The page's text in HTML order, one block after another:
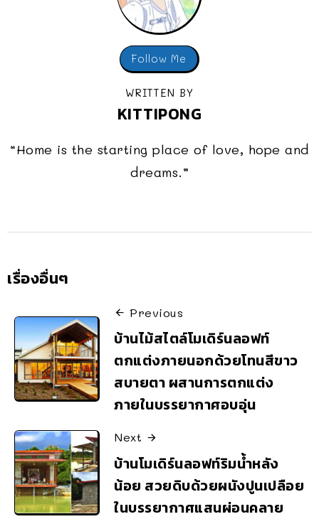
Follow Me
WRITTEN BY
KITTIPONG
“Home is the starting place of love, hope and
dreams.”
เรื่องอื่นๆ
Previous
บ้านไม้สไตล์โมเดิร์นลอฟท์
ตกแต่งภายนอกด้วยโทนสีขาว
สบายตา ผสานการตกแต่ง
ภายในบรรยากาศอบอุ่น
Next
บ้านโมเดิร์นลอฟท์ริมน้ำหลัง
น้อย สวยดิบด้วยผนังปูนเปลือย
ในบรรยากาศแสนผ่อนคลาย